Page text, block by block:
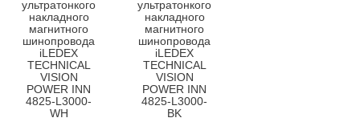
ультратонкого
накладного
магнитного
шинопровода
iLEDEX
TECHNICAL
VISION
POWER INN
4825-L3000-
WH
ультратонкого
накладного
магнитного
шинопровода
iLEDEX
TECHNICAL
VISION
POWER INN
4825-L3000-
BK